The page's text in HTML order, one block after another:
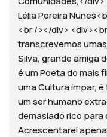
Lélia Pereira
<br /></div>
transcrevemos
Silva, grande amiga
é um Poeta do mais
uma Cultura ímpar,
um ser humano
demasiado rico
Acrescentarei